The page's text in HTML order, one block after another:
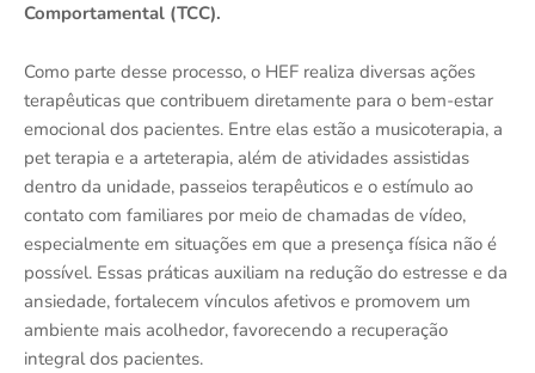
Comportamental (TCC).
Como parte desse processo, o HEF realiza diversas ações
terapêuticas que contribuem diretamente para o bem-estar
emocional dos pacientes. Entre elas estão a musicoterapia, a
pet terapia e a arteterapia, além de atividades assistidas
dentro da unidade, passeios terapêuticos e o estímulo ao
contato com familiares por meio de chamadas de vídeo,
especialmente em situações em que a presença física não é
possível. Essas práticas auxiliam na redução do estresse e da
ansiedade, fortalecem vínculos afetivos e promovem um
ambiente mais acolhedor, favorecendo a recuperação
integral dos pacientes.